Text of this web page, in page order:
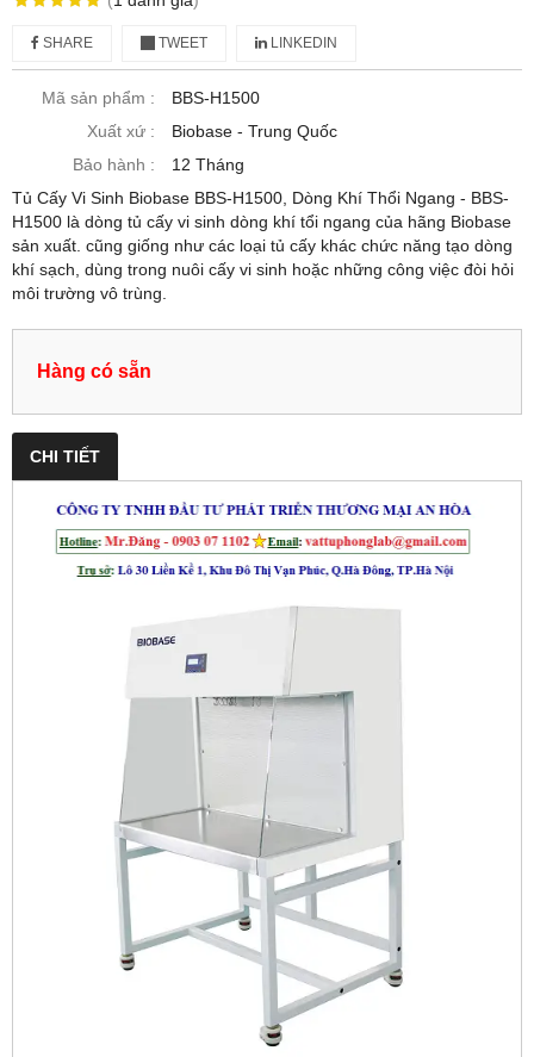
SHARE TWEET LINKEDIN
Mã sản phẩm :
BBS-H1500
Xuất xứ :
Biobase - Trung Quốc
Bảo hành :
12 Tháng
Tủ Cấy Vi Sinh Biobase BBS-H1500, Dòng Khí Thổi Ngang - BBS-
H1500 là dòng tủ cấy vi sinh dòng khí tổi ngang của hãng Biobase
sản xuất. cũng giống như các loại tủ cấy khác chức năng tạo dòng
khí sạch, dùng trong nuôi cấy vi sinh hoặc những công việc đòi hỏi
môi trường vô trùng.
Hàng có sẵn
CHI TIẾT